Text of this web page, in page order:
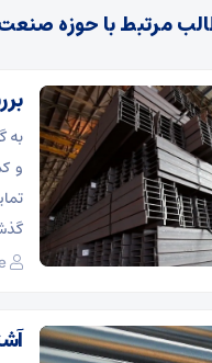
مرتبط با حوزه
به
و